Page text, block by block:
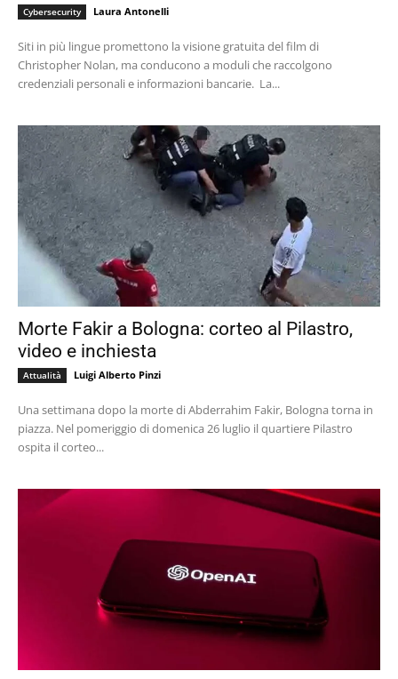
Cybersecurity Laura Antonelli
Siti in più lingue promettono la visione gratuita del film di
Christopher Nolan, ma conducono a moduli che raccolgono
credenziali personali e informazioni bancarie. La...
Morte Fakir a Bologna: corteo al Pilastro,
video e inchiesta
Attualità Luigi Alberto Pinzi
Una settimana dopo la morte di Abderrahim Fakir, Bologna torna in
piazza. Nel pomeriggio di domenica 26 luglio il quartiere Pilastro
ospita il corteo...